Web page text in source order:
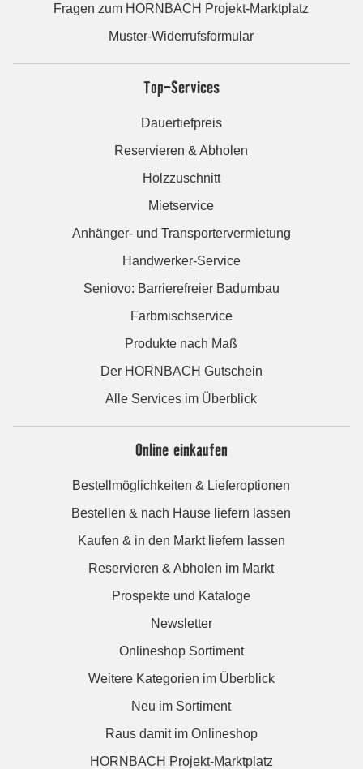
Fragen zum HORNBACH Projekt-Marktplatz
Muster-Widerrufsformular
Top-Services
Dauertiefpreis
Reservieren & Abholen
Holzzuschnitt
Mietservice
Anhänger- und Transportervermietung
Handwerker-Service
Seniovo: Barrierefreier Badumbau
Farbmischservice
Produkte nach Maß
Der HORNBACH Gutschein
Alle Services im Überblick
Online einkaufen
Bestellmöglichkeiten & Lieferoptionen
Bestellen & nach Hause liefern lassen
Kaufen & in den Markt liefern lassen
Reservieren & Abholen im Markt
Prospekte und Kataloge
Newsletter
Onlineshop Sortiment
Weitere Kategorien im Überblick
Neu im Sortiment
Raus damit im Onlineshop
HORNBACH Projekt-Marktplatz